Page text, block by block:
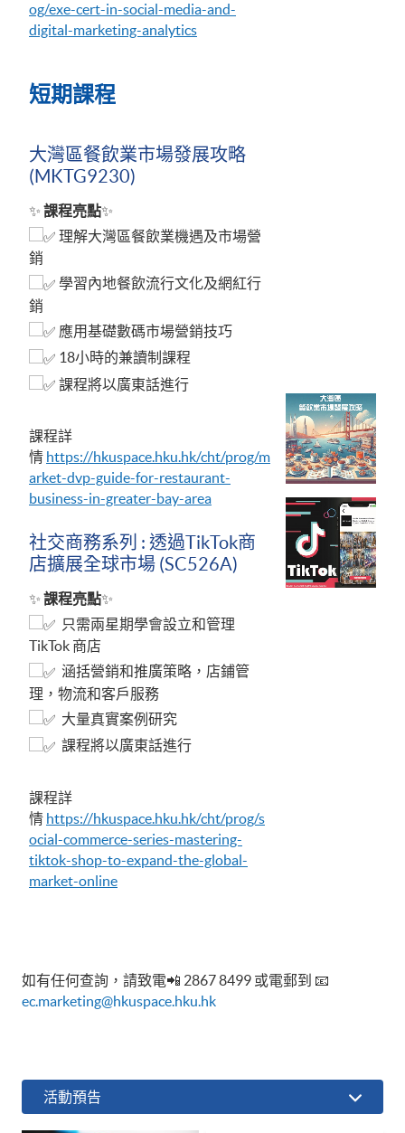
og/exe-cert-in-social-media-and-
digital-marketing-analytics
短期課程
大灣區餐飲業市場發展攻略
(MKTG9230)
✨ 課程亮點✨
理解大灣區餐飲業機遇及市場營
銷
學習內地餐飲流行文化及網紅行
銷
應用基礎數碼市場營銷技巧
18小時的兼讀制課程
課程將以廣東話進行
課程詳
情 https://hkuspace.hku.hk/cht/prog/m
arket-dvp-guide-for-restaurant-
business-in-greater-bay-area
社交商務系列 : 透過TikTok商
店擴展全球市場 (SC526A)
✨ 課程亮點✨
只需兩星期學會設立和管理
TikTok 商店
涵括營銷和推廣策略，店鋪管
理，物流和客戶服務
大量真實案例研究
課程將以廣東話進行
課程詳
情 https://hkuspace.hku.hk/cht/prog/s
ocial-commerce-series-mastering-
tiktok-shop-to-expand-the-global-
market-online
如有任何查詢，請致電📲 2867 8499 或電郵到 📧
ec.marketing@hkuspace.hku.hk
活動預告